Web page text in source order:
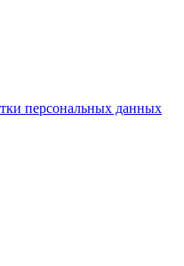
персональных данных